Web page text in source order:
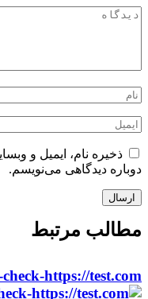
ذخیره نام، ایمیل و
دوباره دیدگاهی می‌نویسم.
مطالب مرتبط
https://test.com/